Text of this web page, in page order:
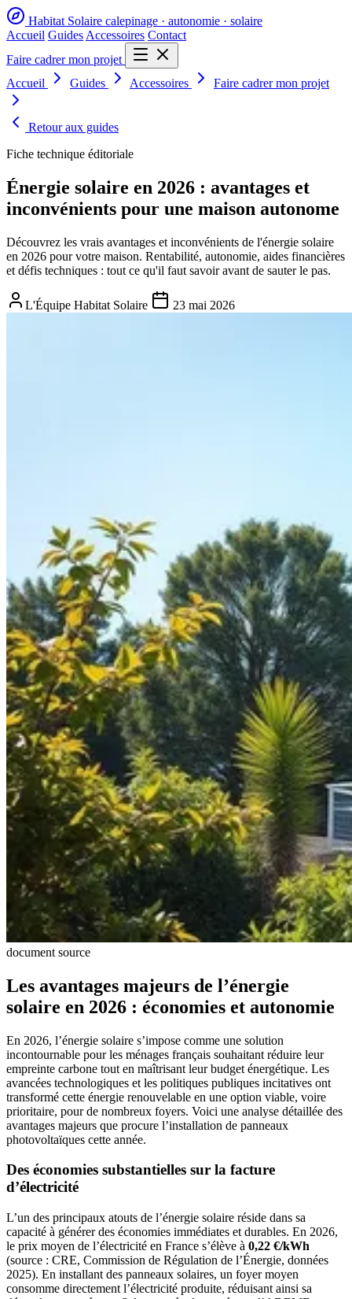
Habitat Solaire calepinage · autonomie · solaire
Accueil Guides Accessoires Contact
Faire cadrer mon projet
Accueil
Guides Accessoires Faire cadrer mon projet
Retour aux guides
Fiche technique éditoriale
Énergie solaire en 2026 : avantages et
inconvénients pour une maison autonome
Découvrez les vrais avantages et inconvénients de l'énergie solaire
en 2026 pour votre maison. Rentabilité, autonomie, aides financières
et défis techniques : tout ce qu'il faut savoir avant de sauter le pas.
L'Équipe Habitat Solaire 23 mai 2026
document source
Les avantages majeurs de l’énergie
solaire en 2026 : économies et autonomie
En 2026, l’énergie solaire s’impose comme une solution
incontournable pour les ménages français souhaitant réduire leur
empreinte carbone tout en maîtrisant leur budget énergétique. Les
avancées technologiques et les politiques publiques incitatives ont
transformé cette énergie renouvelable en une option viable, voire
prioritaire, pour de nombreux foyers. Voici une analyse détaillée des
avantages majeurs que procure l’installation de panneaux
photovoltaïques cette année.
Des économies substantielles sur la facture
d’électricité
L’un des principaux atouts de l’énergie solaire réside dans sa
capacité à générer des économies immédiates et durables. En 2026,
le prix moyen de l’électricité en France s’élève à 0,22 €/kWh
(source : CRE, Commission de Régulation de l’Énergie, données
2025). En installant des panneaux solaires, un foyer moyen
consomme directement l’électricité produite, réduisant ainsi sa